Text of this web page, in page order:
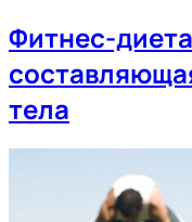
Фитнес-
тела